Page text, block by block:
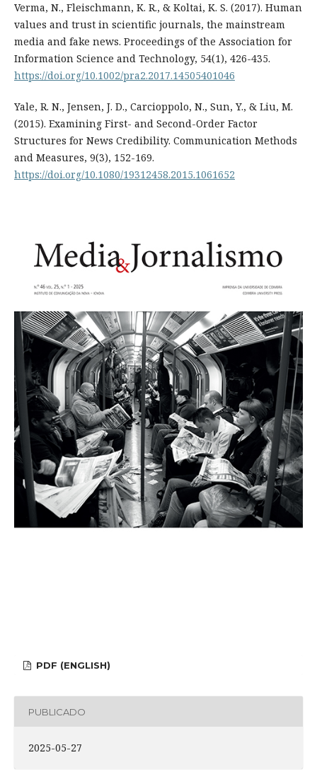
Verma, N., Fleischmann, K. R., & Koltai, K. S. (2017). Human
values and trust in scientific journals, the mainstream
media and fake news. Proceedings of the Association for
Information Science and Technology, 54(1), 426-435.
https://doi.org/10.1002/pra2.2017.14505401046
Yale, R. N., Jensen, J. D., Carcioppolo, N., Sun, Y., & Liu, M.
(2015). Examining First- and Second-Order Factor
Structures for News Credibility. Communication Methods
and Measures, 9(3), 152-169.
https://doi.org/10.1080/19312458.2015.1061652
PDF (ENGLISH)
PUBLICADO
2025-05-27